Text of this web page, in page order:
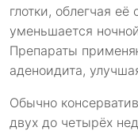
глотки, облегчая
уменьшается
Препараты
аденоидита,
Обычно
двух до четырёх